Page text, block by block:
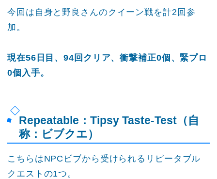
今回は自身と野良さんのクイーン戦を計2回参
加。
現在56日目、94回クリア、衝撃補正0個、緊プロ
0個入手。
Repeatable：Tipsy Taste-Test（自
称：ビブクエ）
こちらはNPCビブから受けられるリピータブル
クエストの1つ。